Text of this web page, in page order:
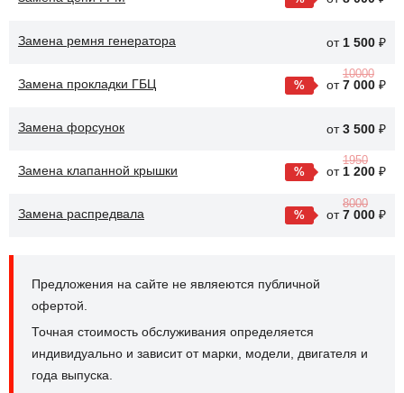
Замена ремня генератора от 1 500 ₽
Замена прокладки ГБЦ от
10000
7 000 ₽
Замена форсунок от3 500 ₽
Замена клапанной крышки от
1950
1 200 ₽
Замена распредвала от
8000
7 000 ₽
Предложения на сайте не являеются публичной
офертой.
Точная стоимость обслуживания определяется
индивидуально и зависит от марки, модели, двигателя и
года выпуска.